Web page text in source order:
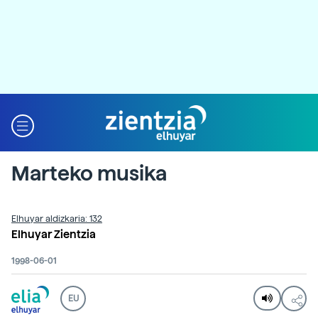
Marteko musika
Elhuyar aldizkaria: 132
Elhuyar Zientzia
1998-06-01
EU